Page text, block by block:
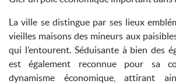
La ville se distingue par ses lieux
vieilles maisons des mineurs aux
qui l’entourent. Séduisante à bien des
est également reconnue pour sa
dynamisme économique, attirant